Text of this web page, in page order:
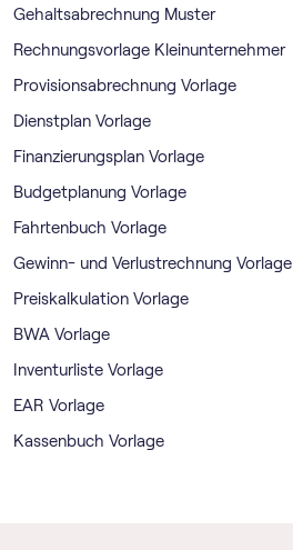
Gehaltsabrechnung Muster
Rechnungsvorlage Kleinunternehmer
Provisionsabrechnung Vorlage
Dienstplan Vorlage
Finanzierungsplan Vorlage
Budgetplanung Vorlage
Fahrtenbuch Vorlage
Gewinn- und Verlustrechnung Vorlage
Preiskalkulation Vorlage
BWA Vorlage
Inventurliste Vorlage
EAR Vorlage
Kassenbuch Vorlage